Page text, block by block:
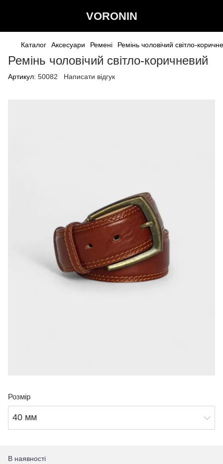
VORONIN
Каталог Аксесуари Ремені Ремiнь чоловiчий світло-
Ремiнь чоловiчий світло-коричневий
Артикул: 50082 Написати відгук
Розмір
40 мм
В наявності